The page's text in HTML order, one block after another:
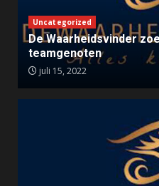
Uncategorized
De Waarheidsvinder
teamgenoten
juli 15, 2022